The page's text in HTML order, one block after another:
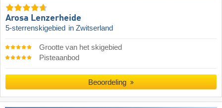
Arosa Lenzerheide
5-sterrenskigebied in Zwitserland
Grootte van het skigebied
Pisteaanbod
Beoordeling